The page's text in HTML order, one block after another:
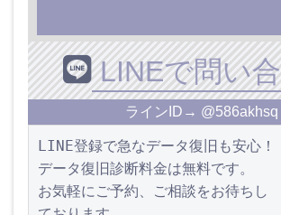
LINEで問い
ラインID→ @586akhsq
LINE登録で急なデータ復旧も安心！
データ復旧診断料金は無料です。
お気軽にご予約、ご相談をお待ちし